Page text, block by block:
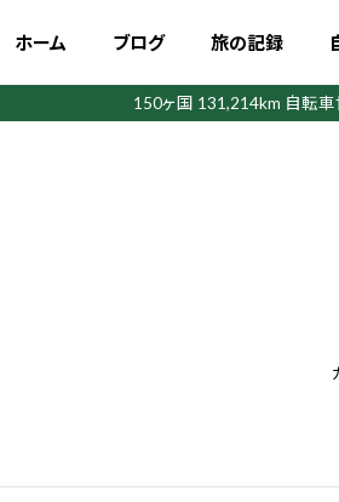
ホーム ブログ 旅の記録
150ヶ国 131,214km 自転車